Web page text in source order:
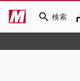
search 検索